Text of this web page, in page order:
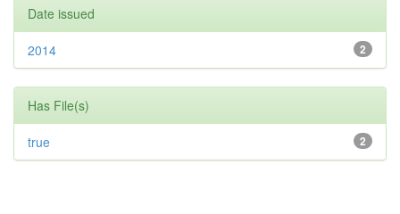
Date issued
2
2014
Has File(s)
2
true